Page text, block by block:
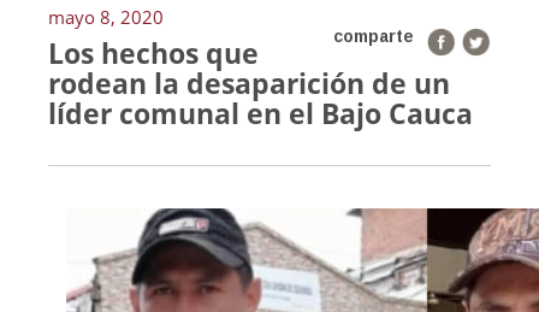
mayo 8, 2020
comparte
Los hechos que
rodean la desaparición de un
líder comunal en el Bajo Cauca